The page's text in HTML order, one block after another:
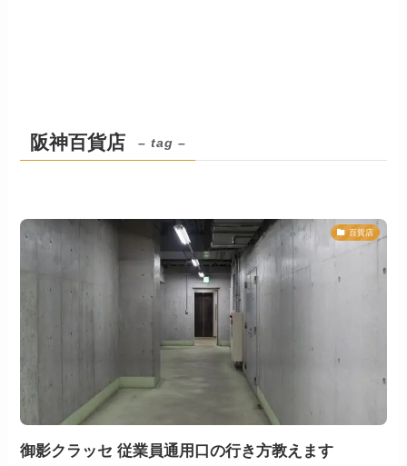
阪神百貨店 – tag –
百貨店
御影クラッセ 従業員通用口の行き方教えます